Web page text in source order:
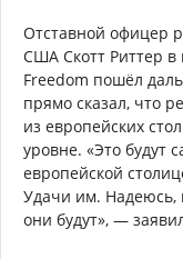
Отставной офицер
США Скотт Риттер в
Freedom пошёл
прямо сказал, что
из европейских
уровне. «Это будут
европейской
Удачи им. Надеюсь,
они будут», —